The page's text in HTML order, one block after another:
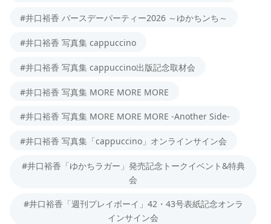
#井口裕香 バースデーパーティー2026 ～ゆかちンち～
#井口裕香 写真集 cappuccino
#井口裕香 写真集 cappuccino出版記念取材会
#井口裕香 写真集 MORE MORE MORE
#井口裕香 写真集 MORE MORE MORE -Another Side-
#井口裕香 写真集「cappuccino」オンラインサイン会
#井口裕香「ゆかちラガー」発売記念トークイベント&特典
会
#井口裕香「週刊プレイボーイ」42・43号表紙記念オンラ
インサイン会